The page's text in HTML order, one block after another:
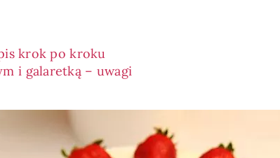
krok po kroku
i galaretką – uwagi